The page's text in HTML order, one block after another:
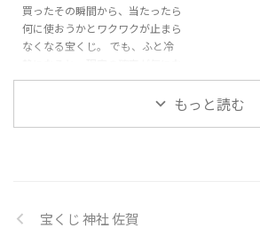
視点から徹底的に掘り下げてみま
す。 宝くじの期待値とは？夢と
現実を数字で考える 期待値の基
は「平均的に見込まれるリター
確率、メ
買ったその瞬間から、当たったら
何に使おうかとワクワクが止まら
なくなる宝くじ。 でも、ふと冷
りませんか？ 「隕石が当たるほ
うがまだ可能性があるって本
ない、宝くじの本当の面白さをお
もっと読む
宝くじ 神社 佐賀